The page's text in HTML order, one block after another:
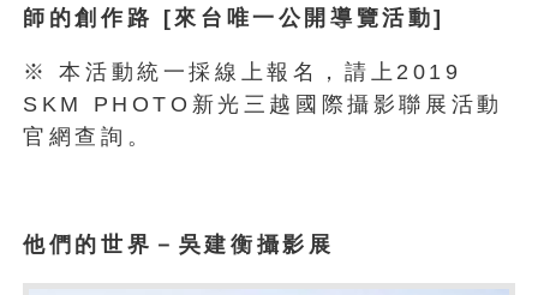
師的創作路 [來台唯一公開導覽活動]
※ 本活動統一採線上報名，請上2019
SKM PHOTO新光三越國際攝影聯展活動
官網查詢。
他們的世界－吳建衡攝影展